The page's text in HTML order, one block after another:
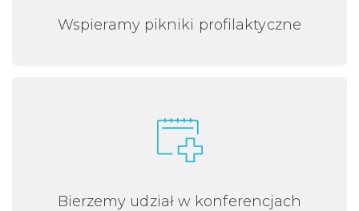
Wspieramy pikniki profilaktyczne
Bierzemy udział w konferencjach